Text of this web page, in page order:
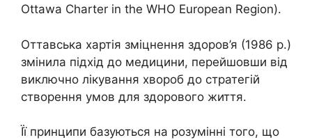
Ottawa Charter in the WHO European Region).
Оттавська хартія зміцнення здоров’я (1986 р.)
змінила підхід до медицини, перейшовши від
виключно лікування хвороб до стратегій
створення умов для здорового життя.
Її принципи базуються на розумінні того, що